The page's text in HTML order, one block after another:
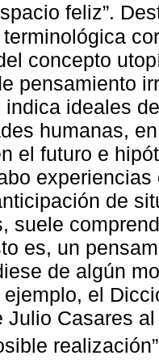
feliz”.
concepto
pensamiento
indica ideales
humanas,
el futuro e
de
suele
es, un
de algún
el
Julio Casares